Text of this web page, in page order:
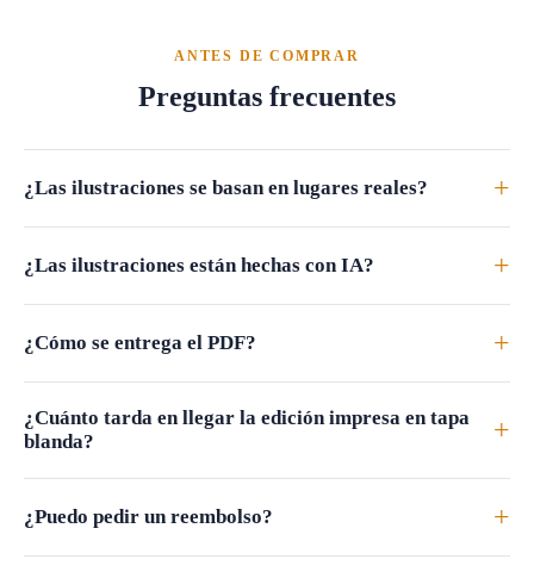
ANTES DE COMPRAR
Preguntas frecuentes
¿Las ilustraciones se basan en lugares reales? +
¿Las ilustraciones están hechas con IA? +
¿Cómo se entrega el PDF? +
¿Cuánto tarda en llegar la edición impresa en tapa
blanda?
+
¿Puedo pedir un reembolso? +